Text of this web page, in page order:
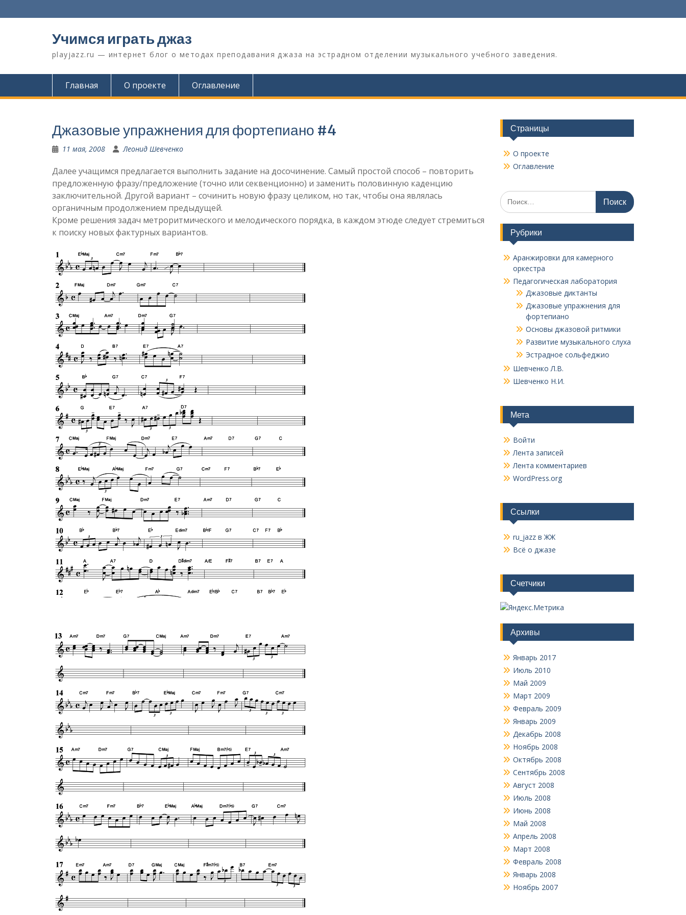
к
Учимся играть джаз
playjazz.ru — интернет блог о методах преподавания джаза на эстрадном отделении музыкального учебного заведения.
Главная О проекте Оглавление
Джазовые упражнения для фортепиано #4
11 мая, 2008 Леонид Шевченко
Далее учащимся предлагается выполнить задание на досочинение. Самый простой способ – повторить
предложенную фразу/предложение (точно или секвенционно) и заменить половинную каденцию
заключительной. Другой вариант – сочинить новую фразу целиком, но так, чтобы она являлась
органичным продолжением предыдущей.
Кроме решения задач метроритмического и мелодического порядка, в каждом этюде следует стремиться
к поиску новых фактурных вариантов.
Страницы
О проекте
Оглавление
Поиск
по:
Рубрики
Аранжировки для камерного
оркестра
Педагогическая лаборатория
Джазовые диктанты
Джазовые упражнения для
фортепиано
Основы джазовой ритмики
Развитие музыкального слуха
Эстрадное сольфеджио
Шевченко Л.В.
Шевченко Н.И.
Мета
Войти
Лента записей
Лента комментариев
WordPress.org
Ссылки
ru_jazz в ЖЖ
Всё о джазе
Счетчики
Архивы
Январь 2017
Июль 2010
Май 2009
Март 2009
Февраль 2009
Январь 2009
Декабрь 2008
Ноябрь 2008
Октябрь 2008
Сентябрь 2008
Август 2008
Июль 2008
Июнь 2008
Май 2008
Апрель 2008
Март 2008
Февраль 2008
Январь 2008
Ноябрь 2007